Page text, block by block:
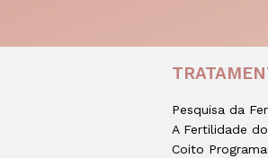
Pesquisa da
A Fertilidade
Coito